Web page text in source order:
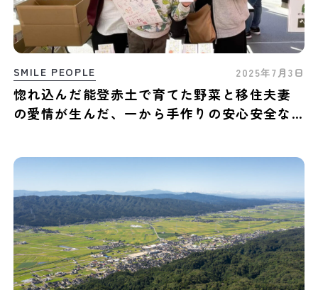
SMILE PEOPLE 2025年7月3日
惚れ込んだ能登赤土で育てた野菜と移住夫妻
の愛情が生んだ、一から手作りの安心安全な